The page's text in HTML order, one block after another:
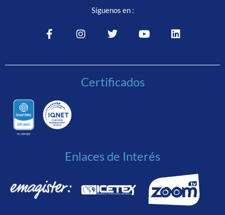
Síguenos en :
Certificados
Enlaces de Interés